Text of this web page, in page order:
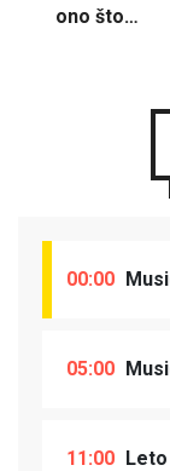
ono što…
00:00
05:00
11:00